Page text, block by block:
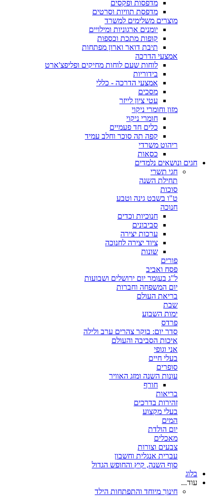
מדפסות ופקסים
מדפסת תוויות וסרטים
מוצרים משלימים למשרד
יומנים ארגוניות ומילויים
קופות מתכת וכספות
תיבת דואר וארון מפתחות
אמצעי הדרכה
לוחות שעם לוחות מחיקים ופליפצ'ארט
בידוריות
אמצעי הדרכה - כללי
מסכים
עטי ציון לייזר
מזון וחומרי ניקוי
חומרי ניקוי
כלים חד פעמיים
קפה תה סוכר וחלב עמיד
ריהוט משרדי
כסאות
חגים ונושאים נלמדים
חגי תשרי
תחילת השנה
סוכות
ט"ו בשבט גינה וטבע
חנוכה
חנוכיות וכדים
סביבונים
ערכות יצירה
ציוד יצירה לחנוכה
שונות
פורים
פסח ואביב
ל"ג בעומר יום ירושלים ושבועות
יום המשפחה וחברות
בריאת העולם
שבת
ימות השבוע
פרדס
סדר יום: בוקר צהרים ערב ולילה
איכות הסביבה והעולם
אני וגופי
בעלי חיים
סופרים
עונות השנה ומזג האוויר
חורף
בריאות
זהירות בדרכים
בעלי מקצוע
המים
יום הולדת
מאכלים
צבעים וצורות
עברית אנגלית וחשבון
סוף השנה, קיץ והחופש הגדול
בלוג
עוד...
חינוך מיוחד והתפתחות הילד